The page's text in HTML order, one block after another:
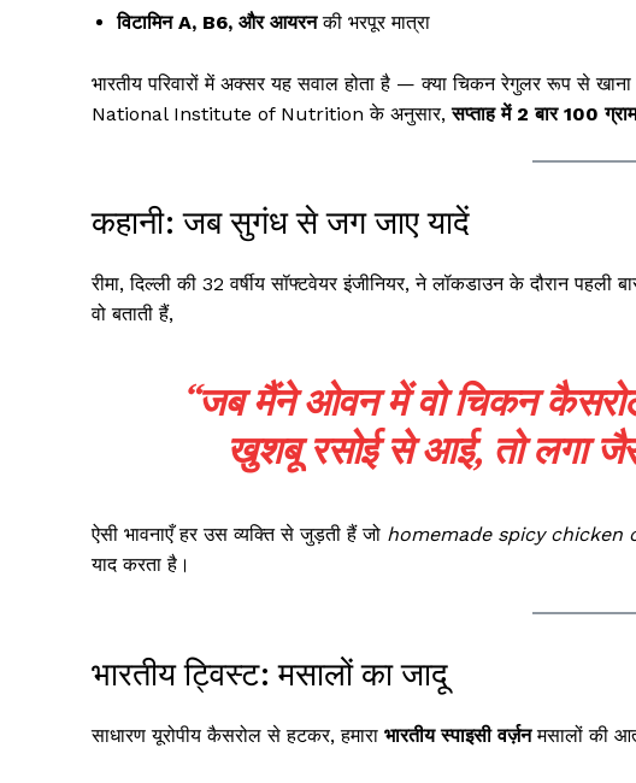
विटामिन A, B6, और आयरनकी भरपूर मात्रा
भारतीय परिवारों में अक्सर यह सवाल होता है — क्या चिकन रेगुलर रूप से खाना
National Institute of Nutrition के अनुसार,सप्ताह में 2 बार 100
कहानी: जब सुगंध से जग जाए यादें
रीमा, दिल्ली की 32 वर्षीय सॉफ्टवेयर इंजीनियर, ने लॉकडाउन के दौरान पहली
वो बताती हैं,
“जब मैंने ओवन में वो चिकन
खुशबू रसोई से आई, तो लगा
ऐसी भावनाएँ हर उस व्यक्ति से जुड़ती हैं जो homemade spicy chicken
याद करता है।
भारतीय ट्विस्ट: मसालों का जादू
साधारण यूरोपीय कैसरोल से हटकर, हमारा भारतीय स्पाइसी वर्ज़नमसालों की